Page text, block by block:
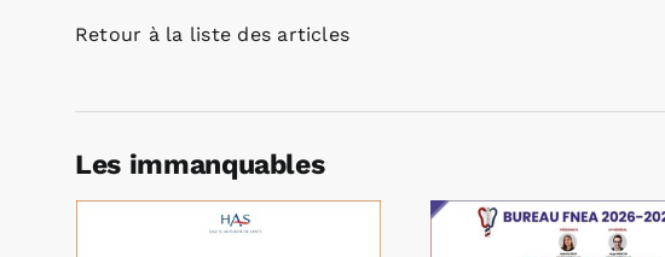
Retour à la liste des articles
Les immanquables